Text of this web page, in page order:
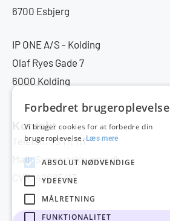
6700 Esbjerg
IP ONE A/S - Kolding
Olaf Ryes Gade 7
6000 Kolding
Kontakt
Telefon: 73 111 111
Mail: Support@ip-one.dk
CVR: 42085413
Forbedret brugeroplevelse
Vi bruger cookies for at forbedre din
brugeroplevelse.Læs mere
ABSOLUT NØDVENDIGE
YDEEVNE
MÅLRETNING
FUNKTIONALITET